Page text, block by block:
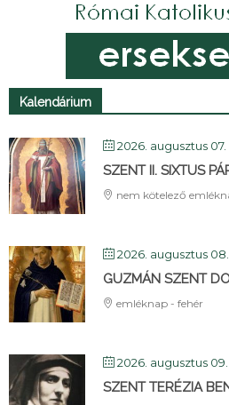
Kalendárium
2026. augusztus 07.
SZENT II. SIXTUS
nem kötelező
2026. augusztus 08.
GUZMÁN SZENT
emléknap - fehér
2026. augusztus 09.
SZENT TERÉZIA